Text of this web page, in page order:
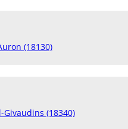
(18130)
Givaudins (18340)